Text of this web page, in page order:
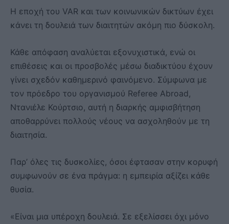
Η εποχή του VAR και των κοινωνικών δικτύων έχει
κάνει τη δουλειά των διαιτητών ακόμη πιο δύσκολη.
Κάθε απόφαση αναλύεται εξονυχιστικά, ενώ οι
επιθέσεις και οι προσβολές μέσω διαδικτύου έχουν
γίνει σχεδόν καθημερινό φαινόμενο. Σύμφωνα με
τον πρόεδρο του οργανισμού Referee Abroad,
Ντανιέλε Κούρτσιο, αυτή η διαρκής αμφισβήτηση
αποθαρρύνει πολλούς νέους να ασχοληθούν με τη
διαιτησία.
Παρ’ όλες τις δυσκολίες, όσοι έφτασαν στην κορυφή
συμφωνούν σε ένα πράγμα: η εμπειρία αξίζει κάθε
θυσία.
«Είναι μια υπέροχη δουλειά. Σε εξελίσσει όχι μόνο